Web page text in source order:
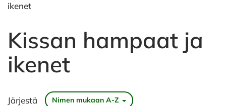
ikenet
Kissan hampaat ja
ikenet
Järjestä Nimen mukaan A-Z